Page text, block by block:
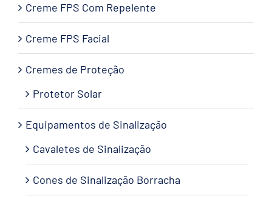
Creme FPS Com Repelente
Creme FPS Facial
Cremes de Proteção
Protetor Solar
Equipamentos de Sinalização
Cavaletes de Sinalização
Cones de Sinalização Borracha